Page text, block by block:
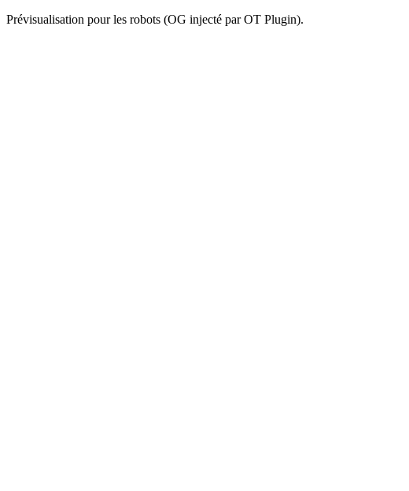
Prévisualisation pour les robots (OG injecté par OT Plugin).